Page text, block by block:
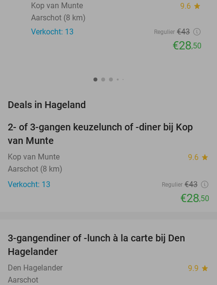
Kop van Munte
9.6 star
Aarschot (8 km)
Verkocht: 13
Regulier €43
€28,50
Deals in Hageland
34%
2- of 3-gangen keuzelunch of -diner bij Kop
van Munte
Kop van Munte 9.6 star
Aarschot (8 km)
Verkocht: 13
Regulier €43
€28,50
3-gangendiner of -lunch à la carte bij Den
Hagelander
Den Hagelander 9.9 star
Aarschot